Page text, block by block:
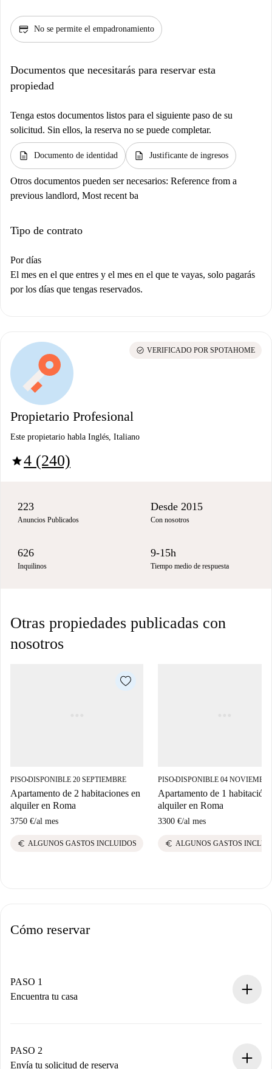
credit_score No se permite el empadronamiento
Documentos que necesitarás para reservar esta
propiedad
Tenga estos documentos listos para el siguiente paso de su
solicitud. Sin ellos, la reserva no se puede completar.
description Documento de identidad description Justificante de ingresos
Otros documentos pueden ser necesarios: Reference from a
previous landlord, Most recent ba
Tipo de contrato
Por días
El mes en el que entres y el mes en el que te vayas, solo pagarás
por los días que tengas reservados.
Propietario Profesional
Este propietario habla Inglés, Italiano
star4 (240)
check_circle VERIFICADO POR SPOTAHOME
223
Anuncios Publicados
Desde 2015
Con nosotros
626
Inquilinos
9-15h
Tiempo medio de respuesta
Otras propiedades publicadas con
nosotros
PISO■DISPONIBLE 20 SEPTIEMBRE
Apartamento de 2 habitaciones en
alquiler en Roma
3750 €/al mes
euro ALGUNOS GASTOS INCLUIDOS
PISO■DISPONIBLE 04
Apartamento de 1 habitación
alquiler en Roma
3300 €/al mes
euro ALGUNOS GASTOS
Cómo reservar
PASO 1
Encuentra tu casa
Tienes toda la información necesaria por adelantado.
PASO 2
Envía tu solicitud de reserva